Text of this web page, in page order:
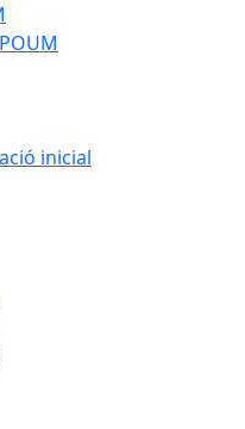
inicial